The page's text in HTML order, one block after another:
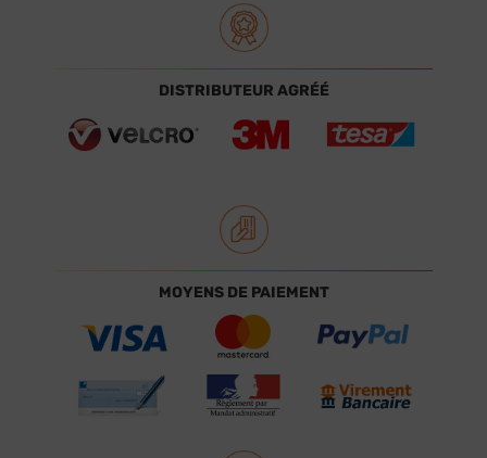
DISTRIBUTEUR AGRÉÉ
MOYENS DE PAIEMENT